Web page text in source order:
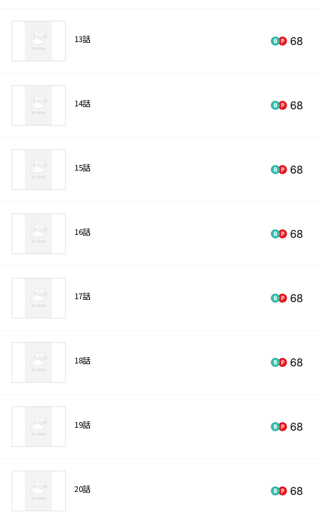
13話 68
14話 68
15話 68
16話 68
17話 68
18話 68
19話 68
20話 68